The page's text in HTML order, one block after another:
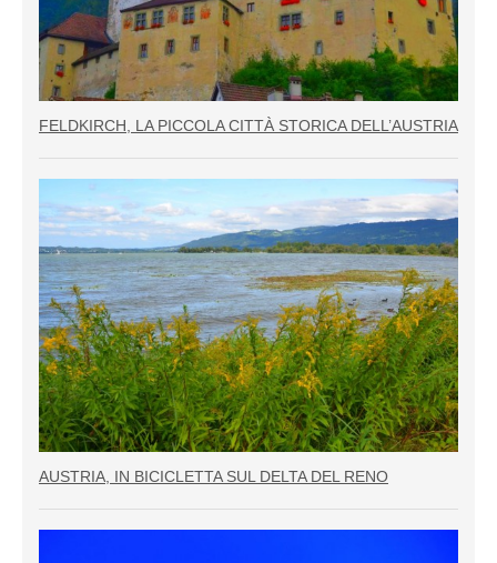
FELDKIRCH, LA PICCOLA CITTÀ STORICA DELL’AUSTRIA
AUSTRIA, IN BICICLETTA SUL DELTA DEL RENO